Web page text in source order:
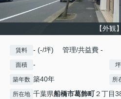
【外観】
賃料 - (-/坪) 管理/共益費 -
面積 -
築年数 築40年 所
所在地 千葉県船橋市葛飾町２丁目